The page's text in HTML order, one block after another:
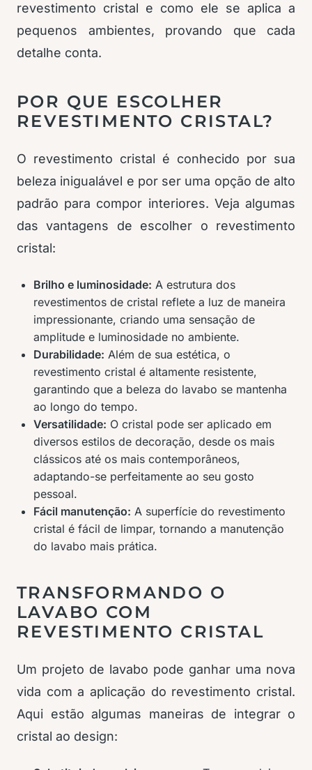
revestimento cristal e como ele se aplica a
pequenos ambientes, provando que cada
detalhe conta.
POR QUE ESCOLHER
REVESTIMENTO CRISTAL?
O revestimento cristal é conhecido por sua
beleza inigualável e por ser uma opção de alto
padrão para compor interiores. Veja algumas
das vantagens de escolher o revestimento
cristal:
Brilho e luminosidade: A estrutura dos
revestimentos de cristal reflete a luz de maneira
impressionante, criando uma sensação de
amplitude e luminosidade no ambiente.
Durabilidade: Além de sua estética, o
revestimento cristal é altamente resistente,
garantindo que a beleza do lavabo se mantenha
ao longo do tempo.
Versatilidade: O cristal pode ser aplicado em
diversos estilos de decoração, desde os mais
clássicos até os mais contemporâneos,
adaptando-se perfeitamente ao seu gosto
pessoal.
Fácil manutenção: A superfície do revestimento
cristal é fácil de limpar, tornando a manutenção
do lavabo mais prática.
TRANSFORMANDO O
LAVABO COM
REVESTIMENTO CRISTAL
Um projeto de lavabo pode ganhar uma nova
vida com a aplicação do revestimento cristal.
Aqui estão algumas maneiras de integrar o
cristal ao design: